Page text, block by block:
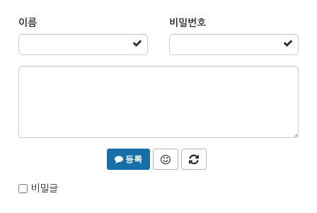
이름 비밀번호
등록
비밀글